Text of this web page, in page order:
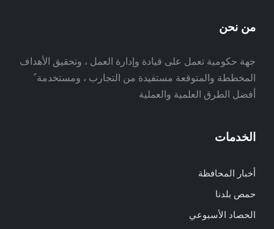
من نحن
جهة حكومية تعمل على قيادة وإدارة العمل ، وتحقيق الأهداف
المخططة والمتوقعة مستفيدة من التجارب ، ومستخدمة ً
أفضل الطرق العلمية والعملية
الخدمات
أخبار المحافظة
حمص بلدنا
الحصاد الأسبوعي